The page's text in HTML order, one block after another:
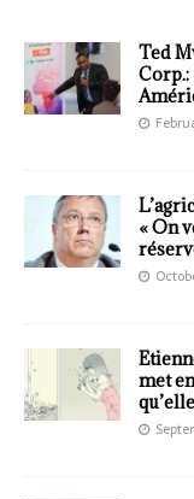
Ted
Corp.:
« On
met